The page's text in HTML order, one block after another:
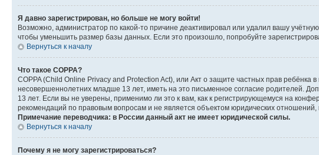
Я давно зарегистрирован, но больше не могу войти!
Возможно, администратор по какой-то причине деактивировал или удалил вашу
чтобы уменьшить размер базы данных. Если это произошло, попробуйте
Вернуться к началу
Что такое COPPA?
COPPA (Child Online Privacy and Protection Act), или Акт о защите частных прав
несовершеннолетних младше 13 лет, иметь на это письменное согласие родителей.
13 лет. Если вы не уверены, применимо ли это к вам, как к регистрирующемуся на
рекомендаций по правовым вопросам и не является объектом юридических отношений,
Примечание переводчика: в России данный акт не имеет юридической силы.
Вернуться к началу
Почему я не могу зарегистрироваться?